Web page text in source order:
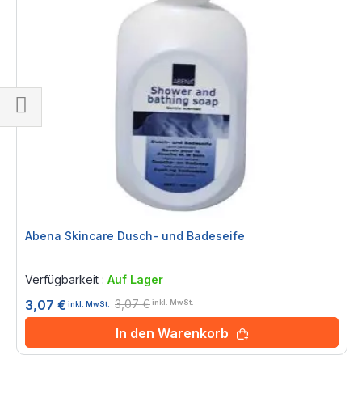
Abena Skincare Dusch- und Badeseife
Verfügbarkeit : Auf Lager
3,07 € inkl. MwSt. 3,07 €inkl. MwSt.
In den Warenkorb
Einkaufsoptionen